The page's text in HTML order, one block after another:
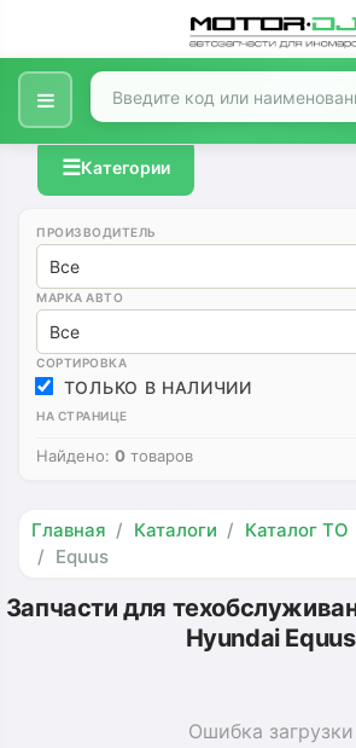
☰Категории
ПРОИЗВОДИТЕЛЬ
Все
МАРКА АВТО
Все
СОРТИРОВКА
ТОЛЬКО В НАЛИЧИИ
НА СТРАНИЦЕ
Найдено: 0 товаров
Главная Каталоги Каталог ТО
Equus
Запчасти для
Hyundai Equus
Ошибка загрузки